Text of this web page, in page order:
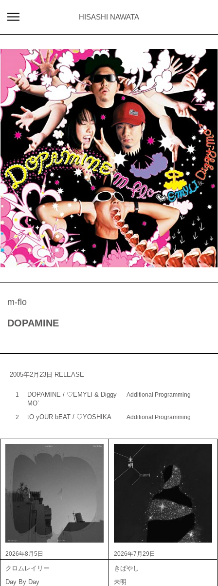
HISASHI NAWATA
m-flo
DOPAMINE
2005年2月23日 RELEASE
1
DOPAMINE / ♡EMYLI & Diggy-
MO’
Additional Programming
2 tO yOUR bEAT / ♡YOSHIKA Additional Programming
2026年8月5日
クロムレイリー
Day By Day
2026年7月29日
きばやし
未明